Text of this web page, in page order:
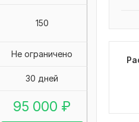
150
Не ограничено
30 дней
95 000 ₽